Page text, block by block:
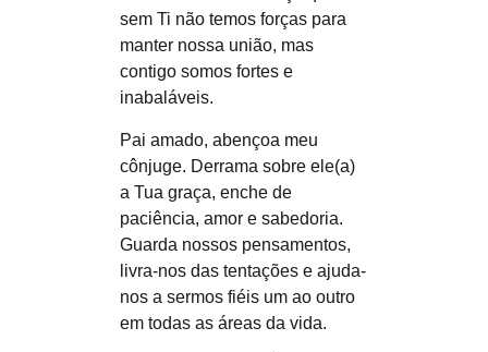
sem Ti não temos forças para
manter nossa união, mas
contigo somos fortes e
inabaláveis.
Pai amado, abençoa meu
cônjuge. Derrama sobre ele(a)
a Tua graça, enche de
paciência, amor e sabedoria.
Guarda nossos pensamentos,
livra-nos das tentações e ajuda-
nos a sermos fiéis um ao outro
em todas as áreas da vida.